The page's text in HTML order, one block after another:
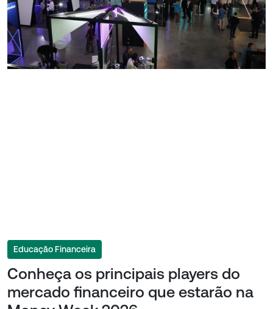
Educação Financeira
Conheça os principais players do
mercado financeiro que estarão na